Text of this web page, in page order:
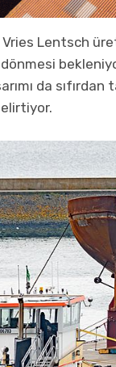
Lentsch
da